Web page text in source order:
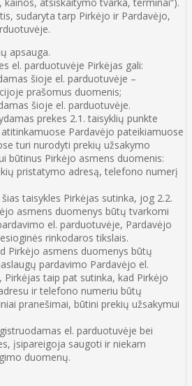
sudaryta tarp Pirkėjo ir Pardavėjo,
apsauga.
el. parduotuvėje Pirkėjas gali:
šioje el. parduotuvėje –
prašomus duomenis;
šioje el. parduotuvėje.
prekes 2.1. taisyklių punkte
Pardavėjo pateikiamuose
turi nurodyti prekių užsakymo
būtinus Pirkėjo asmens duomenis:
pristatymo adresą, telefono numerį
taisykles Pirkėjas sutinka, jog 2.2.
asmens duomenys būtų tvarkomi
el. parduotuvėje, Pardavėjo
rinkodaros tikslais.
Pirkėjo asmens duomenys būtų
pardavimo Pardavėjo el.
taip pat sutinka, kad Pirkėjo
ir telefono numeriu būtų
pranešimai, būtini prekių užsakymui
el. parduotuvėje bei
įsipareigoja saugoti ir niekam
duomenų.